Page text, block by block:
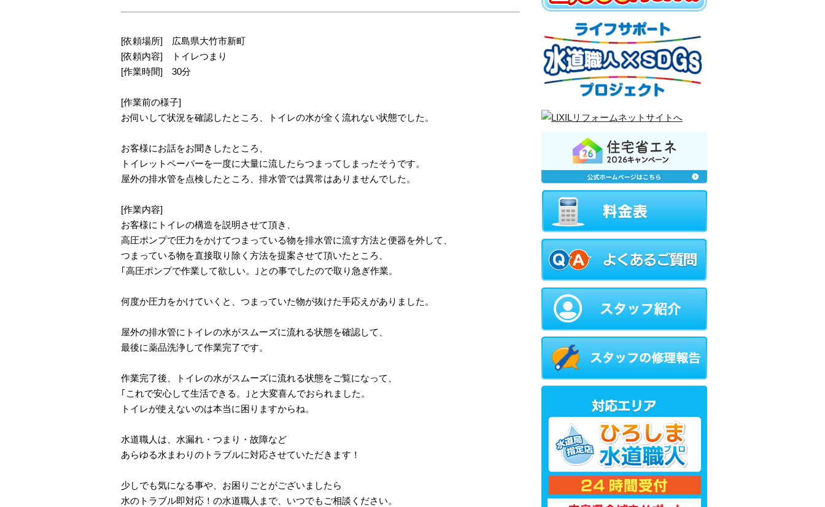
[依頼場所] 広島県大竹市新町
[依頼内容] トイレつまり
[作業時間] 30分
[作業前の様子]
お伺いして状況を確認したところ、トイレの水が全く流れない状態でした。
お客様にお話をお聞きしたところ、
トイレットペーパーを一度に大量に流したらつまってしまったそうです。
屋外の排水管を点検したところ、排水管では異常はありませんでした。
[作業内容]
お客様にトイレの構造を説明させて頂き、
高圧ポンプで圧力をかけてつまっている物を排水管に流す方法と便器を外して、
つまっている物を直接取り除く方法を提案させて頂いたところ、
｢高圧ポンプで作業して欲しい。｣との事でしたので取り急ぎ作業。
何度か圧力をかけていくと、つまっていた物が抜けた手応えがありました。
屋外の排水管にトイレの水がスムーズに流れる状態を確認して、
最後に薬品洗浄して作業完了です。
作業完了後、トイレの水がスムーズに流れる状態をご覧になって、
｢これで安心して生活できる。｣と大変喜んでおられました。
トイレが使えないのは本当に困りますからね。
水道職人は、水漏れ・つまり・故障など
あらゆる水まわりのトラブルに対応させていただきます！
少しでも気になる事や、お困りごとがございましたら
水のトラブル即対応！の水道職人まで、いつでもご相談ください。